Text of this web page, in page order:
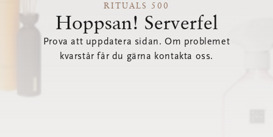
RITUALS 500
Hoppsan! Serverfel
Prova att uppdatera sidan. Om problemet
kvarstår får du gärna kontakta oss.